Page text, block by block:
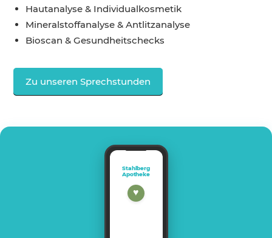
Hautanalyse & Individualkosmetik
Mineralstoffanalyse & Antlitzanalyse
Bioscan & Gesundheitschecks
Zu unseren Sprechstunden
Stahlberg
Apotheke